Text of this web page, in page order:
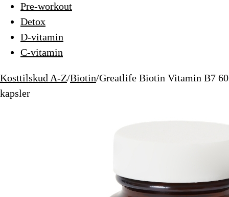
Pre-workout
Detox
D-vitamin
C-vitamin
Kosttilskud A-Z/Biotin/Greatlife Biotin Vitamin B7 60
kapsler